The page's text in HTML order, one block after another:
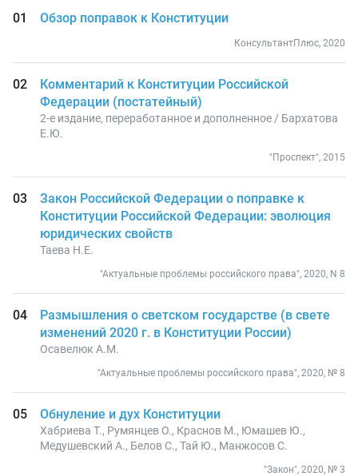
Обзор поправок к Конституции
КонсультантПлюс, 2020
Комментарий к Конституции Российской
Федерации (постатейный)
2-е издание, переработанное и дополненное / Бархатова
Е.Ю.
"Проспект", 2015
Закон Российской Федерации о поправке к
Конституции Российской Федерации: эволюция
юридических свойств
Таева Н.Е.
"Актуальные проблемы российского права", 2020, N 8
Размышления о светском государстве (в свете
изменений 2020 г. в Конституции России)
Осавелюк А.М.
"Актуальные проблемы российского права", 2020, № 8
Обнуление и дух Конституции
Хабриева Т., Румянцев О., Краснов М., Юмашев Ю.,
Медушевский А., Белов С., Тай Ю., Манжосов С.
"Закон", 2020, № 3